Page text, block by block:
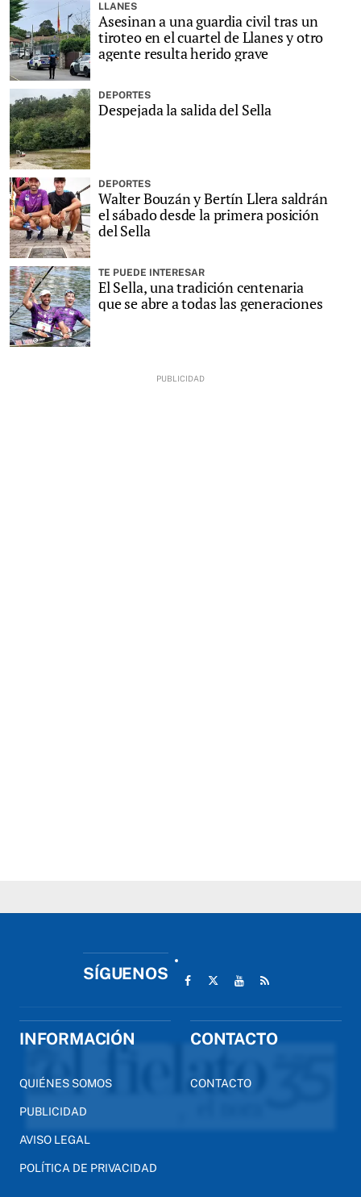
LLANES
Asesinan a una guardia civil tras un
tiroteo en el cuartel de Llanes y otro
agente resulta herido grave
DEPORTES
Despejada la salida del Sella
DEPORTES
Walter Bouzán y Bertín Llera saldrán
el sábado desde la primera posición
del Sella
TE PUEDE INTERESAR
El Sella, una tradición centenaria
que se abre a todas las generaciones
SÍGUENOS
INFORMACIÓN
QUIÉNES SOMOS
PUBLICIDAD
AVISO LEGAL
POLÍTICA DE PRIVACIDAD
CONTACTO
CONTACTO